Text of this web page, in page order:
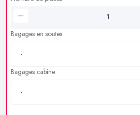
Bagages en soutes
Bagages cabine